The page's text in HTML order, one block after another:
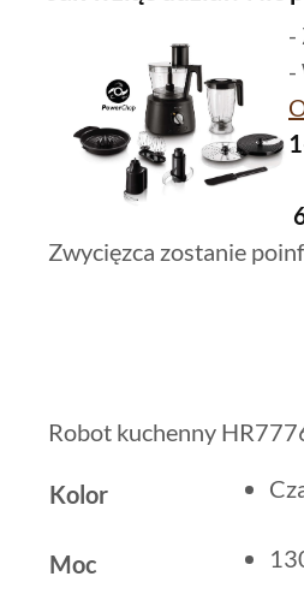
-
-
Zwycięzca zostanie
Robot kuchenny
Kolor
Moc